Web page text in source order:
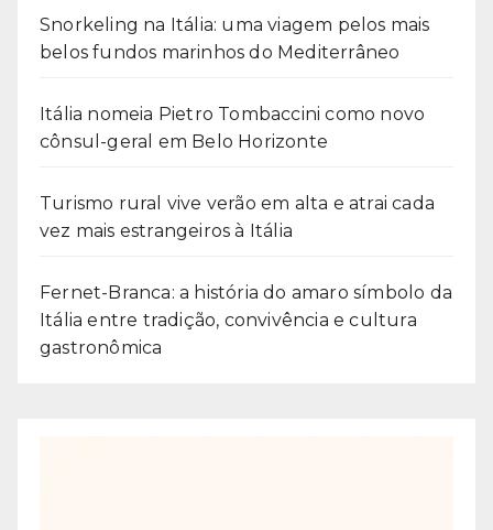
Snorkeling na Itália: uma viagem pelos mais
belos fundos marinhos do Mediterrâneo
Itália nomeia Pietro Tombaccini como novo
cônsul-geral em Belo Horizonte
Turismo rural vive verão em alta e atrai cada
vez mais estrangeiros à Itália
Fernet-Branca: a história do amaro símbolo da
Itália entre tradição, convivência e cultura
gastronômica